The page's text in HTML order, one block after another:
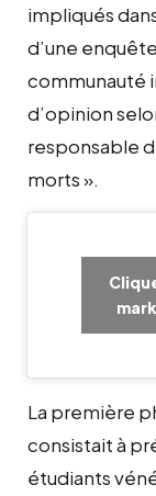
impliqués
d’une
communauté
d’opinion
responsable
morts ».
La première
consistait à
étudiants